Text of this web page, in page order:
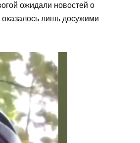
ожидали новостей о
лишь досужими